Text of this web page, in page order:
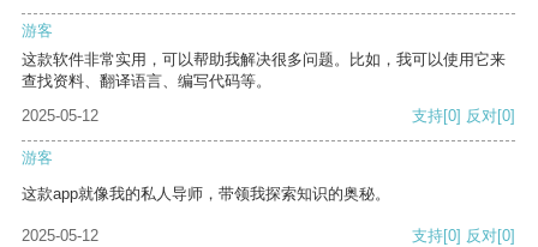
游客
这款软件非常实用，可以帮助我解决很多问题。比如，我可以使用它来
查找资料、翻译语言、编写代码等。
2025-05-12
支持[0] 反对[0]
游客
这款app就像我的私人导师，带领我探索知识的奥秘。
2025-05-12 支持[0] 反对[0]